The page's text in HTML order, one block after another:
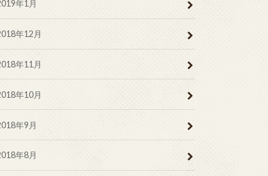
年1月
年12月
年11月
年10月
年9月
年8月